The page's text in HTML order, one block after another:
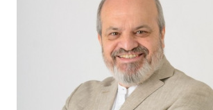
Guarda mi nombre, correo
este navegador para la próxima
comente.